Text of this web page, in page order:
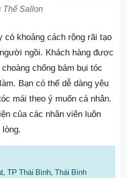
Thế Sallon
có khoảng cách rộng rãi tạo
ngồi. Khách hàng được
chống bám bụi tóc
Bạn có thể dễ dàng yêu
mái theo ý muốn cá nhân.
của các nhân viên luôn
lòng.
TP Thái Bình, Thái Bình